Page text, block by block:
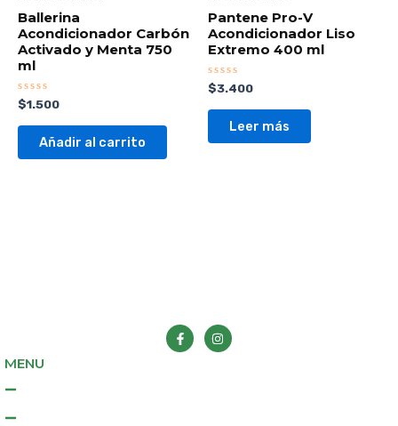
Ballerina
Acondicionador Carbón
Activado y Menta 750
ml
Valorado
con
0
$1.500
Añadir al carrito
Pantene Pro-V
Acondicionador Liso
Extremo 400 ml
Valorado
con
0
$3.400
Leer más
a
c
n
s
MENU